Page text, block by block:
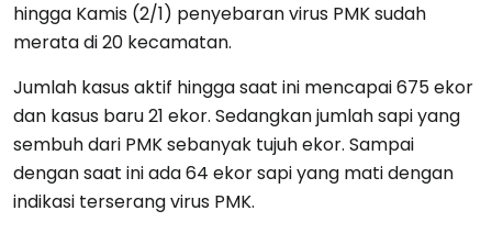
hingga Kamis (2/1) penyebaran virus PMK sudah
merata di 20 kecamatan.
Jumlah kasus aktif hingga saat ini mencapai 675 ekor
dan kasus baru 21 ekor. Sedangkan jumlah sapi yang
sembuh dari PMK sebanyak tujuh ekor. Sampai
dengan saat ini ada 64 ekor sapi yang mati dengan
indikasi terserang virus PMK.